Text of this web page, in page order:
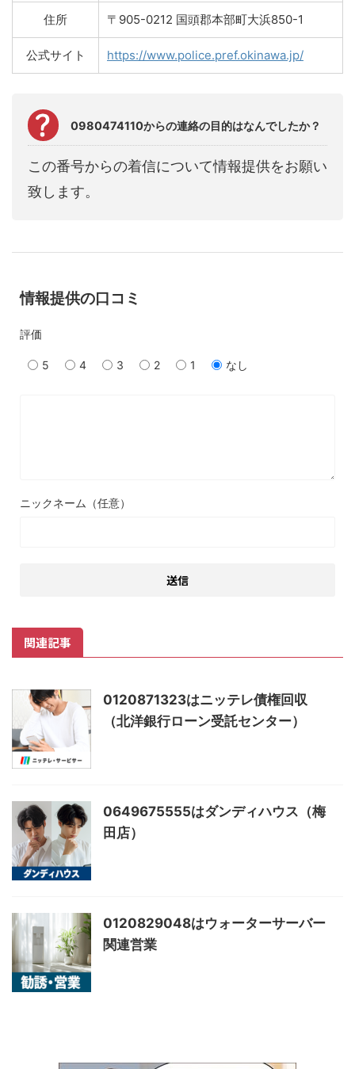
住所 〒905-0212 国頭郡本部町大浜850-1
公式サイト https://www.police.pref.okinawa.jp/
0980474110からの連絡の目的はなんでしたか？
この番号からの着信について情報提供をお願い
致します。
情報提供の口コミ
評価
5 4 3 2 1 なし
ニックネーム（任意）
関連記事
0120871323はニッテレ債権回収
（北洋銀行ローン受託センター）
0649675555はダンディハウス（梅
田店）
0120829048はウォーターサーバー
関連営業